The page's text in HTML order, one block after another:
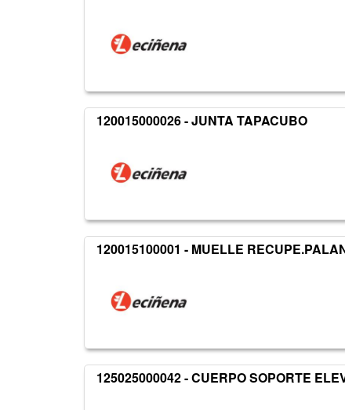
120015000026 - JUNTA TAPACUBO
120015100001 - MUELLE
125025000042 - CUERPO SOPORTE